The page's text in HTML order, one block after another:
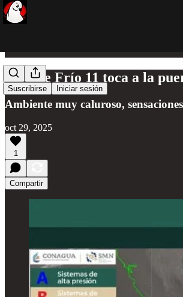
Suscribirse Iniciar sesión
¡Frente Frío 11 toca a la
Ambiente muy caluroso,
oct 29, 2025
1
Compartir